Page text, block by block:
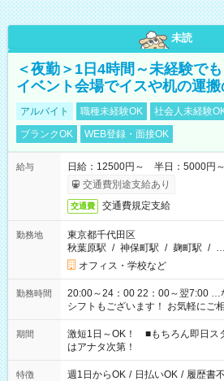
未読
＜夜勤＞1日4時間～未経験で
イベント会場でイスや机の運
アルバイト 職種未経験OK 社会人未経験
ブランクOK
WEB登録・面接OK
給与
日給：12500円～ 半日：5000円
交通費別途支給あり
交通費 交通費規定支給
勤務地
東京都千代田区
秋葉原駅 / 神保町駅 / 麹町駅 / …
オフィス・学校など
勤務時間
20:00～24：00 22：00～翌7:00 …など
シフトもございます！ お気軽にご
期間
激短1日～OK！ ■もちろん即日
はアナタ次第！
特徴 週1日からOK / 日払いOK / 履歴書